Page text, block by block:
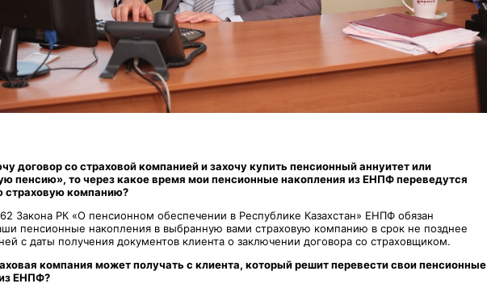
договор со страховой компанией и захочу купить пенсионный аннуитет или
пенсию», то через какое время мои пенсионные накопления из ЕНПФ переведутся
страховую компанию?
Закона РК «О пенсионном обеспечении в Республике Казахстан» ЕНПФ обязан
пенсионные накопления в выбранную вами страховую компанию в срок не позднее
с даты получения документов клиента о заключении договора со страховщиком.
компания может получать с клиента, который решит перевести свои пенсионные
ЕНПФ?